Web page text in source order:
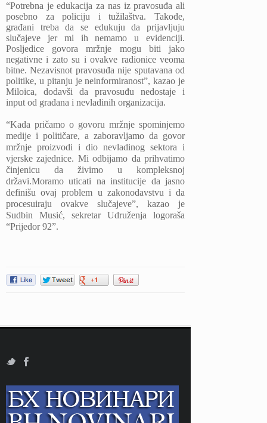
“Potrebna je edukacija za nas iz pravosuđa ali
posebno za policiju i tužilaštva. Takođe,
građani treba da se edukuju da prijavljuju
slučajeve jer mi ih nemamo u evidenciji.
Posljedice govora mržnje mogu biti jako
negativne i zato su i ovakve radionice veoma
bitne. Nezavisnot pravosuđa nije sputavana od
politike, u pitanju je neinformiranost”, kazao je
Miloica, dodavši da pravosuđu nedostaje i
input od građana i nevladinih organizacija.
“Kada pričamo o govoru mržnje spominjemo
medije i političare, a zaboravljamo da govor
mržnje proizvodi i dio nevladinog sektora i
vjerske zajednice. Mi odbijamo da prihvatimo
činjenicu da živimo u kompleksnoj
državi.Moramo uticati na institucije da jasno
definišu ovaj problem u zakonodavstvu i da
procesuiraju ovakve slučajeve”, kazao je
Sudbin Musić, sekretar Udruženja logoraša
“Prijedor 92”.